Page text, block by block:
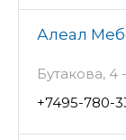
Алеал
Бутакова, 4
+7495-780-